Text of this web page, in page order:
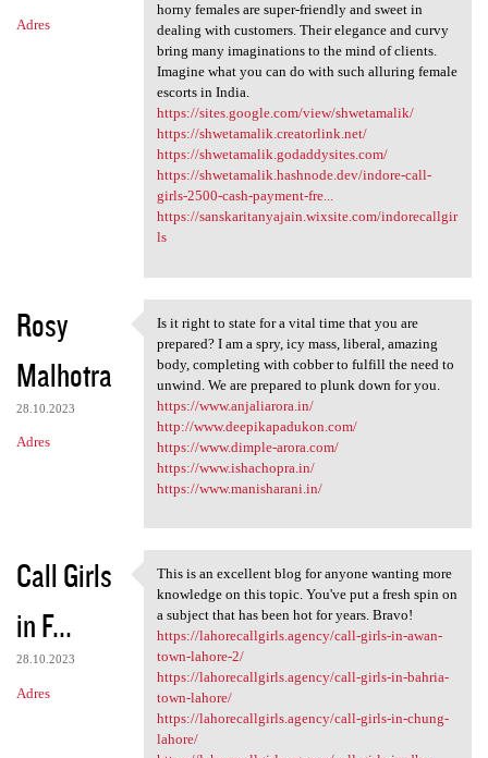
Adres
horny females are super-friendly and sweet in
dealing with customers. Their elegance and curvy
bring many imaginations to the mind of clients.
Imagine what you can do with such alluring female
escorts in India.
https://sites.google.com/view/shwetamalik/
https://shwetamalik.creatorlink.net/
https://shwetamalik.godaddysites.com/
https://shwetamalik.hashnode.dev/indore-call-
girls-2500-cash-payment-fre...
https://sanskaritanyajain.wixsite.com/indorecallgir
ls
Rosy
Malhotra
28.10.2023
Adres
Is it right to state for a
Is it right to state for a vital time that you are
prepared? I am a spry, icy mass, liberal, amazing
body, completing with cobber to fulfill the need to
unwind. We are prepared to plunk down for you.
https://www.anjaliarora.in/
http://www.deepikapadukon.com/
https://www.dimple-arora.com/
https://www.ishachopra.in/
https://www.manisharani.in/
Call Girls
in F...
28.10.2023
Adres
This is an excellent blog for
This is an excellent blog for anyone wanting more
knowledge on this topic. You've put a fresh spin on
a subject that has been hot for years. Bravo!
https://lahorecallgirls.agency/call-girls-in-awan-
town-lahore-2/
https://lahorecallgirls.agency/call-girls-in-bahria-
town-lahore/
https://lahorecallgirls.agency/call-girls-in-chung-
lahore/